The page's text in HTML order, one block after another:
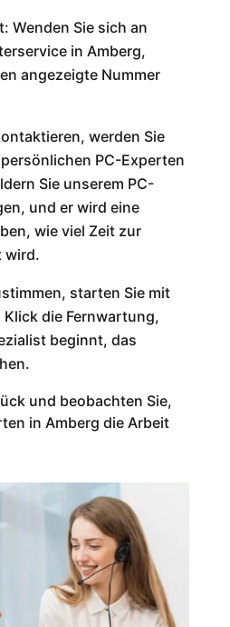
Wenden Sie sich an
in Amberg,
angezeigte Nummer
werden Sie
PC-Experten
Sie unserem PC-
und er wird eine
wie viel Zeit zur
wird.
starten Sie mit
die Fernwartung,
beginnt, das
und beobachten Sie,
in Amberg die Arbeit